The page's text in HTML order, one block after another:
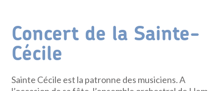
Concert de la Sainte-
Cécile
Sainte Cécile est la patronne des musiciens. A